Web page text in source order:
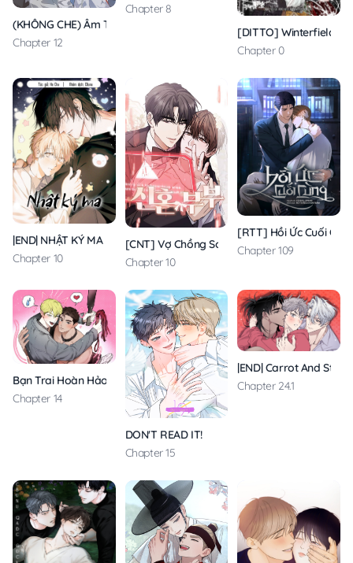
(KHÔNG CHE) Âm Thầm Tuổi Đôi Mươi
Chapter 12
Chapter 8
[DITTO] Winterfield
Chapter 0
|END| NHẬT KÝ MA
Chapter 10
[CNT] Vợ Chồng Son
Chapter 10
[RTT] Hồi Ức Cuối
Chapter 109
Bạn Trai Hoàn Hảo
Chapter 14
DON'T READ IT!
Chapter 15
|END| Carrot And Stick
Chapter 24.1